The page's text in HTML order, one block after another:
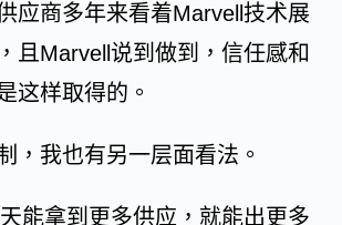
应商多年来看着Marvell技术展
且Marvell说到做到，信任感和
这样取得的。
，我也有另一层面看法。
能拿到更多供应，就能出更多